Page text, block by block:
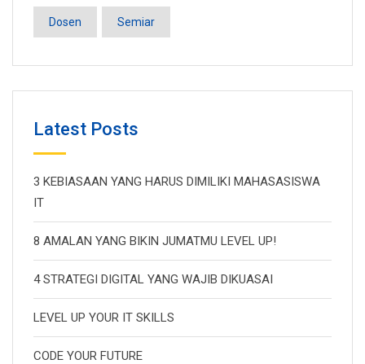
Dosen Semiar
Latest Posts
3 KEBIASAAN YANG HARUS DIMILIKI MAHASASISWA
IT
8 AMALAN YANG BIKIN JUMATMU LEVEL UP!
4 STRATEGI DIGITAL YANG WAJIB DIKUASAI
LEVEL UP YOUR IT SKILLS
CODE YOUR FUTURE